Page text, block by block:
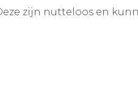
zijn nutteloos en